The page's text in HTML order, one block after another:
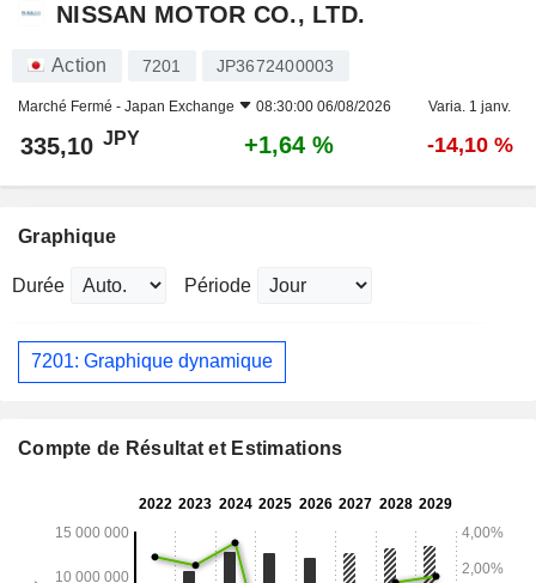
NISSAN MOTOR CO., LTD.
Action 7201 JP3672400003
Marché Fermé - Japan Exchange 08:30:00 06/08/2026 Varia. 1 janv.
335,10 JPY +1,64 % -14,10 %
Graphique
Durée Période
7201: Graphique dynamique
Compte de Résultat et Estimations